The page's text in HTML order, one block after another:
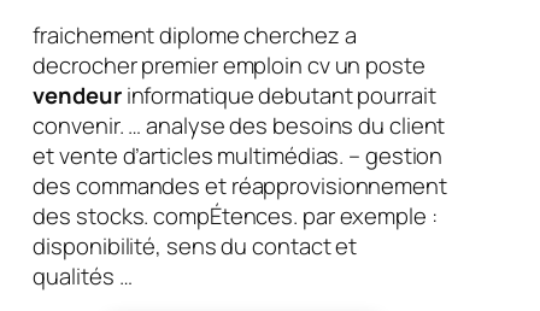
fraichement diplome cherchez a
decrocher premier emploin cv un poste
vendeurinformatique debutant pourrait
convenir. … analyse des besoins du client
et vente d’articles multimédias. – gestion
des commandes et réapprovisionnement
des stocks. compÉtences. par exemple :
disponibilité, sens du contact et
qualités …